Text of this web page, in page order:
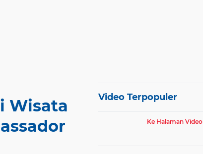
Wisata
Video Terpopuler
Ke Halaman Video